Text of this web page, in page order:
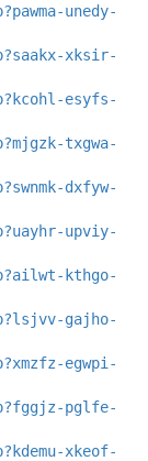
unedy-
xksir-
esyfs-
txgwa-
dxfyw-
upviy-
kthgo-
gajho-
egwpi-
pglfe-
xkeof-